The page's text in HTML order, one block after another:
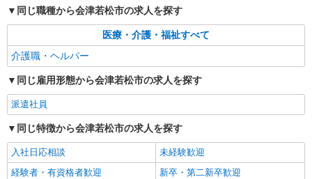
日研トータルソーシング株式会社 メディカルケア事業部/郡山オフィ
ス【看護助手】
時給1,150円 ★週払いOK（規定あり） ※給与
幅は経験・能力による
「芦ノ牧温泉」駅
詳細を見る
同じ職種から会津若松市の求人を探す
医療・介護・福祉すべて
介護職・ヘルパー
同じ雇用形態から会津若松市の求人を探す
派遣社員
同じ特徴から会津若松市の求人を探す
入社日応相談
未経験歓迎
経験者・有資格者歓迎
新卒・第二新卒歓迎